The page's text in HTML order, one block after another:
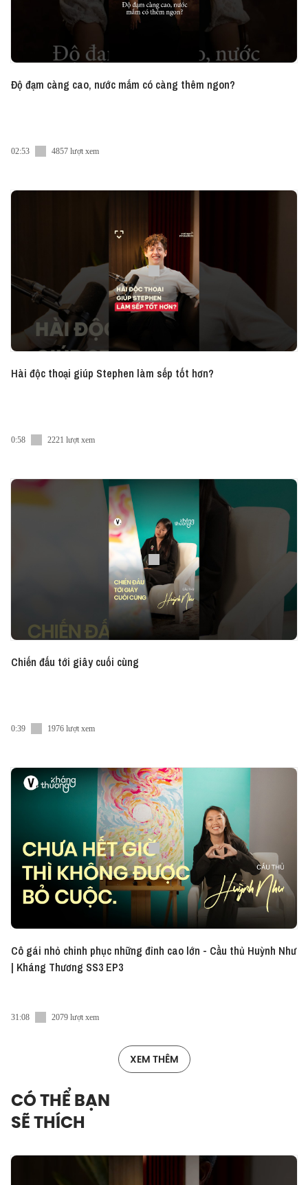
Độ đạm càng cao, nước mắm có càng thêm ngon?
02:53 4857 lượt xem
Hài độc thoại giúp Stephen làm sếp tốt hơn?
0:58 2221 lượt xem
Chiến đấu tới giây cuối cùng
0:39 1976 lượt xem
Cô gái nhỏ chinh phục những đỉnh cao lớn - Cầu thủ Huỳnh Như
| Kháng Thương SS3 EP3
31:08 2079 lượt xem
XEM THÊM
CÓ THỂ BẠN
SẼ THÍCH